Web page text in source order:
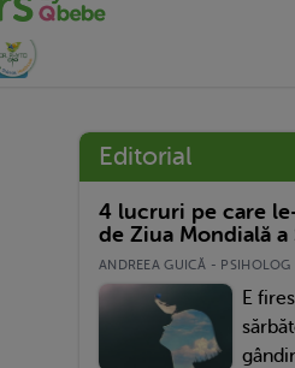
Editorial
4 lucruri pe care
de Ziua Mondială
ANDREEA GUICĂ -
E